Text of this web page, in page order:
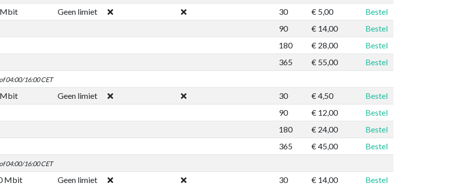
Geen limiet 30 € 5,00
Bestel
90
€ 14,00
Bestel
180
€ 28,00
Bestel
365
€ 55,00 Bestel
04:00/16:00 CET
Geen limiet 30 € 4,50
Bestel
90
€ 12,00
Bestel
180
€ 24,00
Bestel
365
€ 45,00 Bestel
04:00/16:00 CET
Mbit Geen limiet 30 € 14,00
Bestel